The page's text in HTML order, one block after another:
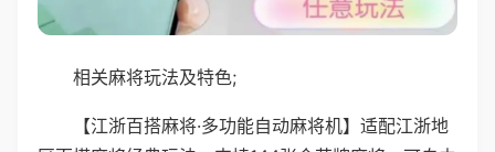
相关麻将玩法及特色;
【江浙百搭麻将·多功能自动麻将机】适配江浙地